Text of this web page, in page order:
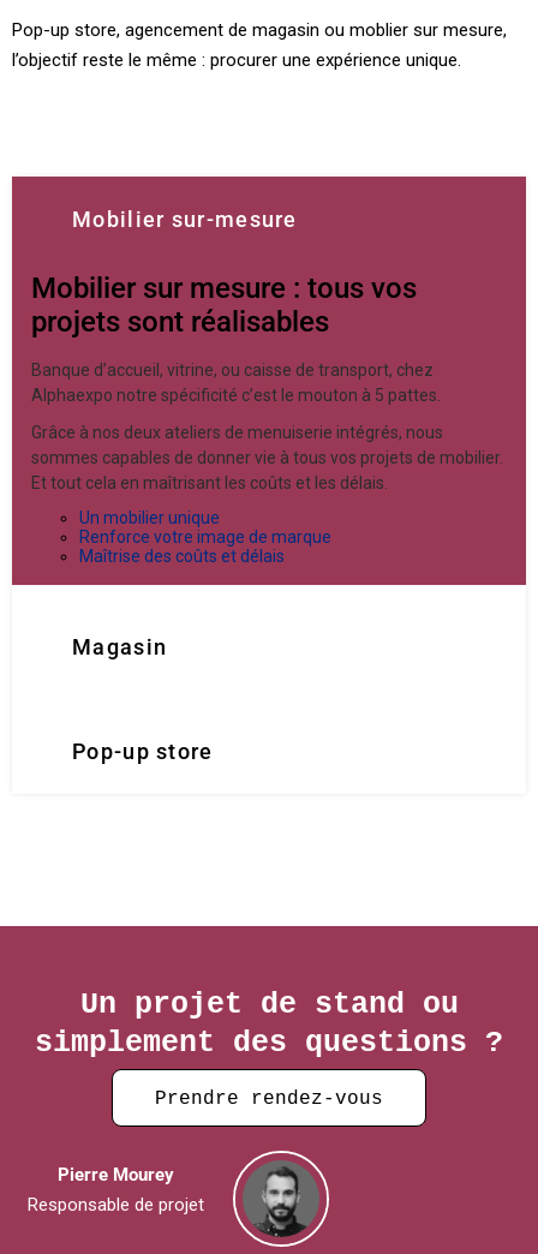
Pop-up store, agencement de magasin ou moblier sur mesure,
l’objectif reste le même : procurer une expérience unique.
Mobilier sur-mesure
Mobilier sur mesure : tous vos
projets sont réalisables
Banque d’accueil, vitrine, ou caisse de transport, chez
Alphaexpo notre spécificité c’est le mouton à 5 pattes.
Grâce à nos deux ateliers de menuiserie intégrés, nous
sommes capables de donner vie à tous vos projets de mobilier.
Et tout cela en maîtrisant les coûts et les délais.
Un mobilier unique
Renforce votre image de marque
Maîtrise des coûts et délais
Magasin
Pop-up store
Un projet de stand ou
simplement des questions ?
Prendre rendez-vous
Pierre Mourey
Responsable de projet